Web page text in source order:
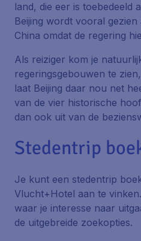
land, die eer is toebedeeld
Beijing wordt vooral
China omdat de regering
Als reiziger kom je
regeringsgebouwen te
laat Beijing daar nou net
van de vier historische
dan ook uit van de
Stedentrip
Je kunt een stedentrip
Vlucht+Hotel aan te
waar je interesse naar
de uitgebreide zoekopties.